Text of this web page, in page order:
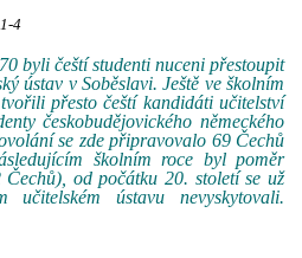
4
byli čeští studenti nuceni přestoupit
ústav v Soběslavi. Ještě ve školním
přesto čeští kandidáti učitelství
českobudějovického německého
se zde připravovalo 69 Čechů
školním roce byl poměr
od počátku 20. století se už
ústavu nevyskytovali.